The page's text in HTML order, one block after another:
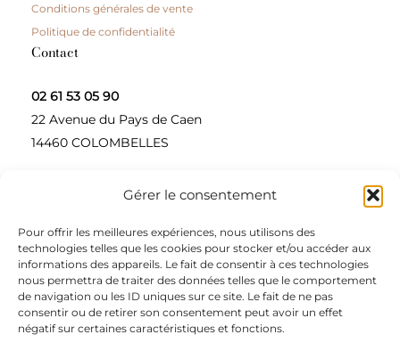
Gérer le consentement
Pour offrir les meilleures expériences, nous utilisons des
technologies telles que les cookies pour stocker et/ou accéder aux
informations des appareils. Le fait de consentir à ces technologies
nous permettra de traiter des données telles que le comportement
de navigation ou les ID uniques sur ce site. Le fait de ne pas
consentir ou de retirer son consentement peut avoir un effet
négatif sur certaines caractéristiques et fonctions.
Conditions générales de vente
Politique de confidentialité
Contact
02 61 53 05 90
22 Avenue du Pays de Caen
14460 COLOMBELLES
Contactez-nous
A propos
Une entreprise à taille humaine, concepteur et
fournisseur de produits alimentaires et d’épices pour
les restaurateurs, dont le siège social est à Colombelles